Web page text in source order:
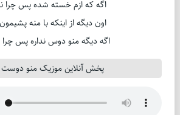
اگه که ازم خسته شده پس چرا
اون دیگه از اینکه با منه
اگه دیگه منو دوس نداره پس چرا
پخش آنلاین موزیک منو دوست